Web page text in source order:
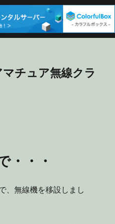
チュア無線クラ
・・・
、無線機を移設しまし